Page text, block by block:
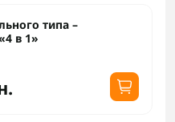
типа –
в 1»